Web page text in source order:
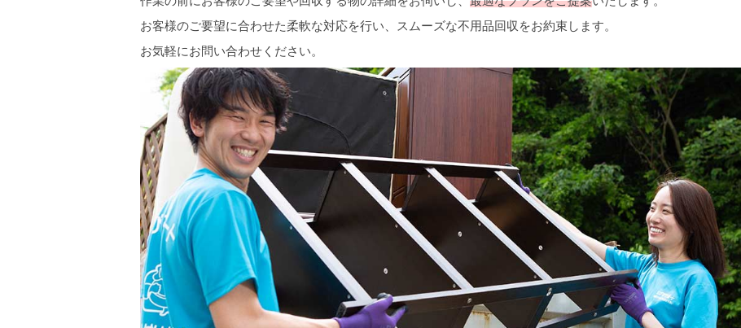
お客様のご要望に合わせた柔軟な対応を行い、スムーズな不用品回収をお約束します。
お気軽にお問い合わせください。